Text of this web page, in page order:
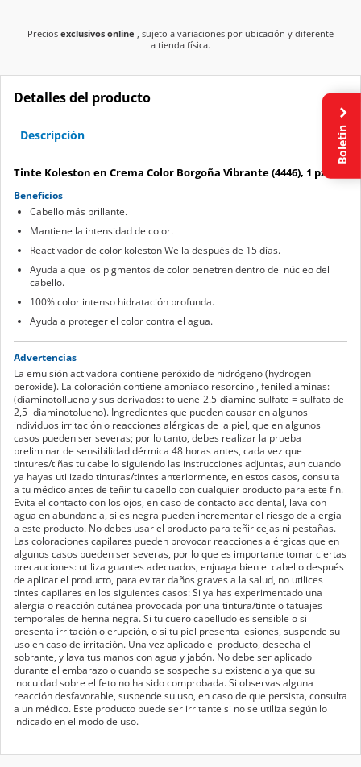
Precios exclusivos online , sujeto a variaciones por ubicación y diferente
a tienda física.
Detalles del producto
Descripción
Tinte Koleston en Crema Color Borgoña Vibrante (4446), 1 pz.
Beneficios
Cabello más brillante.
Mantiene la intensidad de color.
Reactivador de color koleston Wella después de 15 días.
Ayuda a que los pigmentos de color penetren dentro del núcleo del
cabello.
100% color intenso hidratación profunda.
Ayuda a proteger el color contra el agua.
Advertencias
La emulsión activadora contiene peróxido de hidrógeno (hydrogen
peroxide). La coloración contiene amoniaco resorcinol, fenilediaminas:
(diaminotollueno y sus derivados: toluene-2.5-diamine sulfate = sulfato de
2,5- diaminotolueno). Ingredientes que pueden causar en algunos
individuos irritación o reacciones alérgicas de la piel, que en algunos
casos pueden ser severas; por lo tanto, debes realizar la prueba
preliminar de sensibilidad dérmica 48 horas antes, cada vez que
tintures/tiñas tu cabello siguiendo las instrucciones adjuntas, aun cuando
ya hayas utilizado tinturas/tintes anteriormente, en estos casos, consulta
a tu médico antes de teñir tu cabello con cualquier producto para este fin.
Evita el contacto con los ojos, en caso de contacto accidental, lava con
agua en abundancia, si es negra pueden incrementar el riesgo de alergia
a este producto. No debes usar el producto para teñir cejas ni pestañas.
Las coloraciones capilares pueden provocar reacciones alérgicas que en
algunos casos pueden ser severas, por lo que es importante tomar ciertas
precauciones: utiliza guantes adecuados, enjuaga bien el cabello después
de aplicar el producto, para evitar daños graves a la salud, no utilices
tintes capilares en los siguientes casos: Si ya has experimentado una
alergia o reacción cutánea provocada por una tintura/tinte o tatuajes
temporales de henna negra. Si tu cuero cabelludo es sensible o si
presenta irritación o erupción, o si tu piel presenta lesiones, suspende su
uso en caso de irritación. Una vez aplicado el producto, desecha el
sobrante, y lava tus manos con agua y jabón. No debe ser aplicado
durante el embarazo o cuando se sospeche su existencia ya que su
inocuidad sobre el feto no ha sido comprobada. Si observas alguna
reacción desfavorable, suspende su uso, en caso de que persista, consulta
a un médico. Este producto puede ser irritante si no se utiliza según lo
indicado en el modo de uso.
Boletín